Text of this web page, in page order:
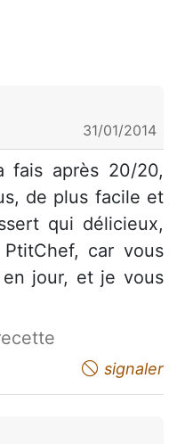
31/01/2014
fais après 20/20,
de plus facile et
qui délicieux,
car vous
jour, et je vous
signaler